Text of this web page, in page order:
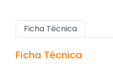
Ficha Técnica
Ficha Técnica